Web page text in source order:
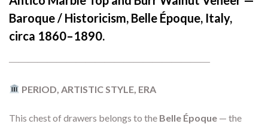
Baroque / Historicism, Belle Époque, Italy,
circa 1860–1890.
―――――――――――――――――――――
PERIOD, ARTISTIC STYLE, ERA
This chest of drawers belongs to the Belle Époque — the